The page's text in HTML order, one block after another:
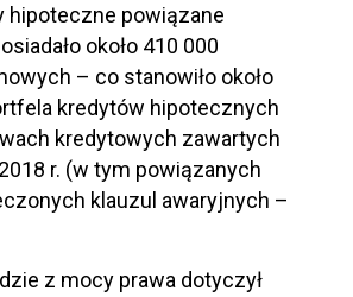
hipoteczne powiązane
około 410 000
– co stanowiło około
kredytów hipotecznych
kredytowych zawartych
r. (w tym powiązanych
klauzul awaryjnych –
z mocy prawa dotyczył